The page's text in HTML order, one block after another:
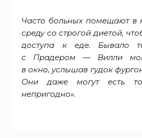
Часто больных помещают в
среду со строгой диетой,
доступа к еде. Бывало
с Прадером — Вилли
в окно, услышав гудок
Они даже могут есть
непригодно».